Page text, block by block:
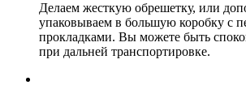
Делаем жесткую обрешетку, или
упаковываем в большую коробку с
прокладками. Вы можете быть
при дальней транспортировке.